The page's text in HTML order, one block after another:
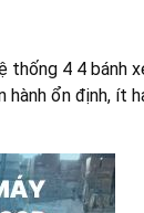
thống 4 4 bánh
ổn định, ít